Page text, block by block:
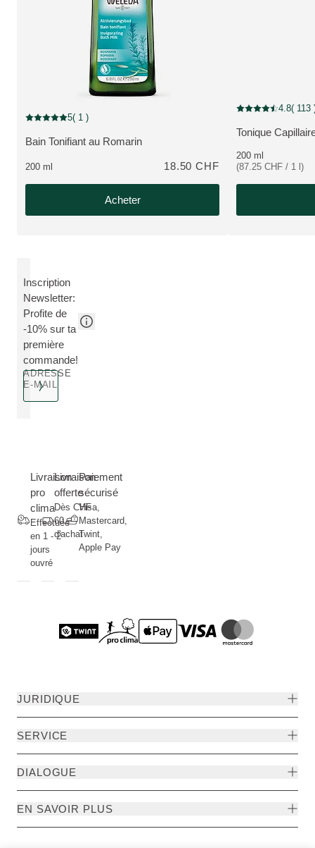
PLUS:
Bain Tonifiant au Romarin
Note actuelle : 5 sur 5 étoiles Noté par 1 clients
5( 1 )
200 ml 18.50 CHF
Acheter
PLUS:
Tonique
Note actuelle : 4.8
4.8( 113
200 ml
(87.25 CHF / 1 l)
Inscription
Newsletter:
Profite de
-10% sur ta
première
commande!
ADRESSE
E-MAIL
Livraison
pro
clima
Effectuée
en 1 - 2
jours
ouvré
Livraison
offerte
Dès CHF
60.--
d'achat
Paiement
sécurisé
Visa,
Mastercard,
Twint,
Apple Pay
JURIDIQUE
SERVICE
DIALOGUE
EN SAVOIR PLUS